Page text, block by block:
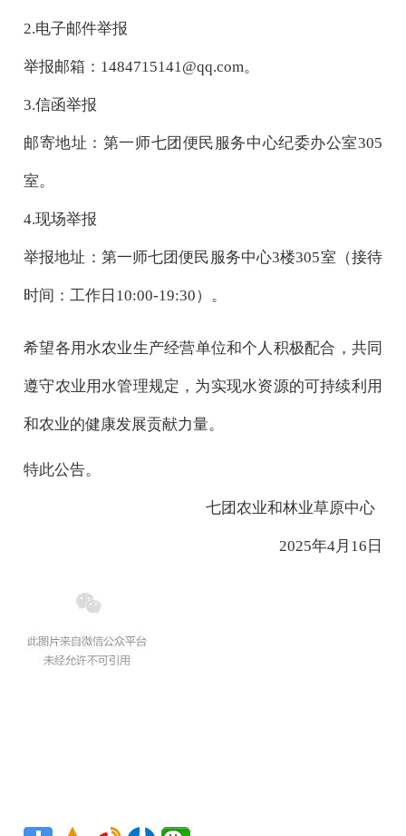
2.电子邮件举报
举报邮箱： 1484715141@qq.com。
3.信函举报
邮寄地址：第一师七团便民服务中心纪委办公室305
室。
4.现场举报
举报地址：第一师七团便民服务中心3楼305室（接待
时间：工作日10:00-19:30）。
希望各用水农业生产经营单位和个人 积极配合，共同
遵守农业用水管理规定，为实现水资源的可持续利用
和农业的健康发展贡献力量。
特此公告。
七团农业和林业草原中心
2025年4月16 日